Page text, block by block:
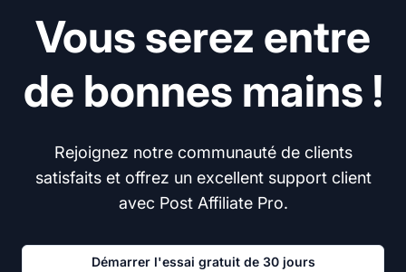
Vous serez entre
de bonnes mains !
Rejoignez notre communauté de clients
satisfaits et offrez un excellent support client
avec Post Affiliate Pro.
Démarrer l'essai gratuit de 30 jours